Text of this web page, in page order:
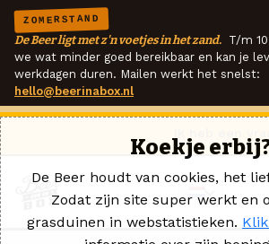
ZOMERSTAND
De Beer ligt met z'n voetjes in het zand. T/m
we wat minder goed bereikbaar en kan je
werkdagen duren. Mailen werkt het snelst:
hello@beerinabox.nl
Koekje
De Beer houdt van cookies, het
Zodat zijn site super werkt en
grasduinen in webstatistieken.